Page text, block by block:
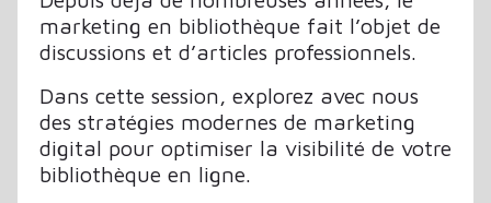
marketing en bibliothèque fait l’objet de
discussions et d’articles professionnels.
Dans cette session, explorez avec nous
des stratégies modernes de marketing
digital pour optimiser la visibilité de votre
bibliothèque en ligne.